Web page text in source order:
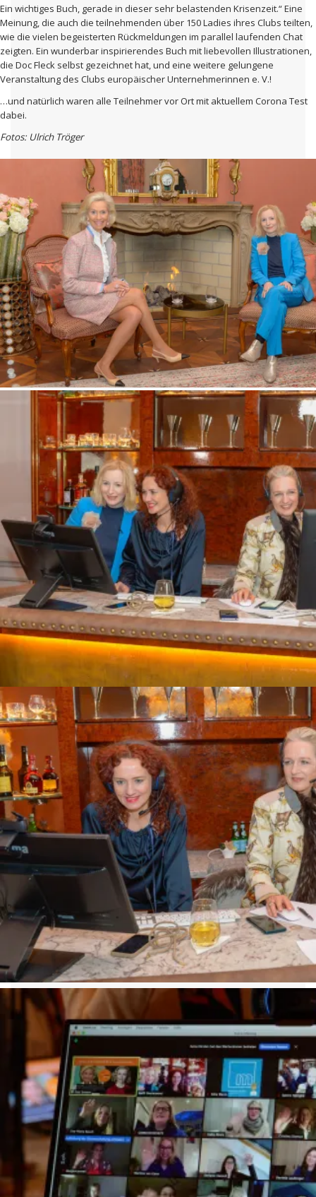
Ein wichtiges Buch, gerade in dieser sehr belastenden Krisenzeit.“ Eine
Meinung, die auch die teilnehmenden über 150 Ladies ihres Clubs teilten,
wie die vielen begeisterten Rückmeldungen im parallel laufenden Chat
zeigten. Ein wunderbar inspirierendes Buch mit liebevollen Illustrationen,
die Doc Fleck selbst gezeichnet hat, und eine weitere gelungene
Veranstaltung des Clubs europäischer Unternehmerinnen e. V.!
…und natürlich waren alle Teilnehmer vor Ort mit aktuellem Corona Test
dabei.
Fotos: Ulrich Tröger